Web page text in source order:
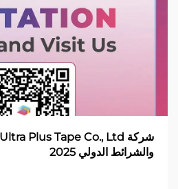
والشرائط الدولي 2025